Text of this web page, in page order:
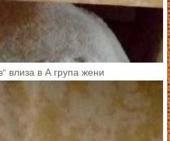
влиза в А група жени